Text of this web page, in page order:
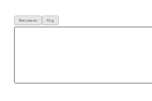
Визуально Код